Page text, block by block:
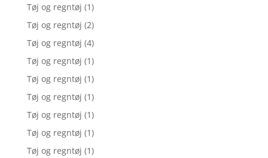
Tøj og regntøj (1)
Tøj og regntøj (2)
Tøj og regntøj (4)
Tøj og regntøj (1)
Tøj og regntøj (1)
Tøj og regntøj (1)
Tøj og regntøj (1)
Tøj og regntøj (1)
Tøj og regntøj (1)